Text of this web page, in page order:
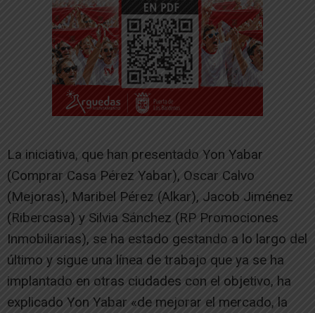
La iniciativa, que han presentado Yon Yabar
(Comprar Casa Pérez Yabar), Oscar Calvo
(Mejoras), Maribel Pérez (Alkar), Jacob Jiménez
(Ribercasa) y Silvia Sánchez (RP Promociones
Inmobiliarias), se ha estado gestando a lo largo del
último y sigue una línea de trabajo que ya se ha
implantado en otras ciudades con el objetivo, ha
explicado Yon Yabar «de mejorar el mercado, la